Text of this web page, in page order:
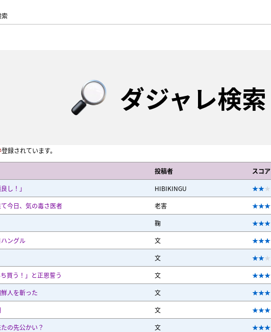
索
ダジャレ検索
登録されています。
投稿者 スコア
し！」 HIBIKINGU
今日、気の毒さ医者 老害
鞠
ングル 文
文
ち買う！」と正恩誓う 文
人を斬った 文
文
の先公かい？ 文